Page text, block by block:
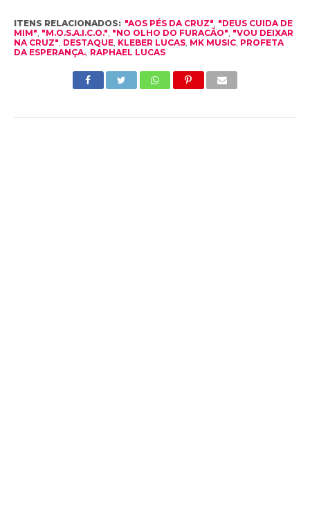
ITENS RELACIONADOS: "AOS PÉS DA CRUZ" "DEUS CUIDA DE
MIM" "M.O.S.A.I.C.O." "NO OLHO DO FURACÃO" "VOU DEIXAR
NA CRUZ" DESTAQUE, KLEBER LUCAS, MK MUSIC, PROFETA
DA ESPERANÇA., RAPHAEL LUCAS